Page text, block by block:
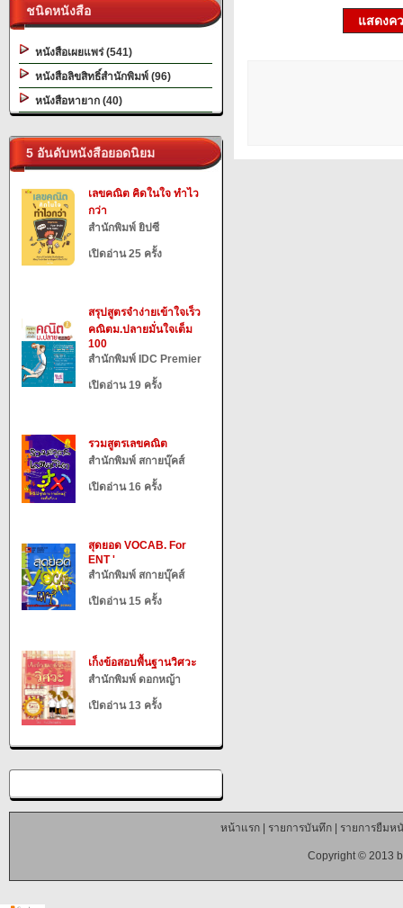
ชนิดหนังสือ
หนังสือเผยแพร่ (541)
หนังสือลิขสิทธิ์สำนักพิมพ์ (96)
หนังสือหายาก (40)
5 อันดับหนังสือยอดนิยม
เลขคณิต คิดในใจ ทำไว
กว่า
สำนักพิมพ์ ยิปซี
เปิดอ่าน 25 ครั้ง
สรุปสูตรจำง่ายเข้าใจเร็ว
คณิตม.ปลายมั่นใจเต็ม
100
สำนักพิมพ์ IDC Premier
เปิดอ่าน 19 ครั้ง
รวมสูตรเลขคณิต
สำนักพิมพ์ สกายบุ๊คส์
เปิดอ่าน 16 ครั้ง
สุดยอด VOCAB. For
ENT '
สำนักพิมพ์ สกายบุ๊คส์
เปิดอ่าน 15 ครั้ง
เก็งข้อสอบพื้นฐานวิศวะ
สำนักพิมพ์ ดอกหญ้า
เปิดอ่าน 13 ครั้ง
แสดงค
หน้าแรก| รายการบันทึก| รายการยืมห
Copyright © 2013